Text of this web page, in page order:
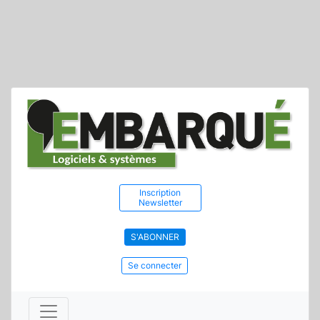
Inscription
Newsletter
S'ABONNER
Se connecter